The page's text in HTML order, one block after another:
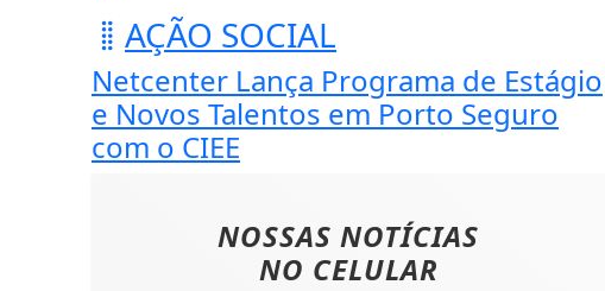
AÇÃO SOCIAL
Netcenter Lança Programa de Estágio
e Novos Talentos em Porto Seguro
com o CIEE
NOSSAS NOTÍCIAS
NO CELULAR